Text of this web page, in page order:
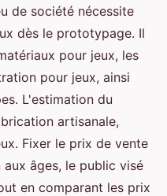
de société nécessite
dès le prototypage. Il
pour jeux, les
pour jeux, ainsi
L'estimation du
artisanale,
Fixer le prix de vente
aux âges, le public visé
en comparant les prix